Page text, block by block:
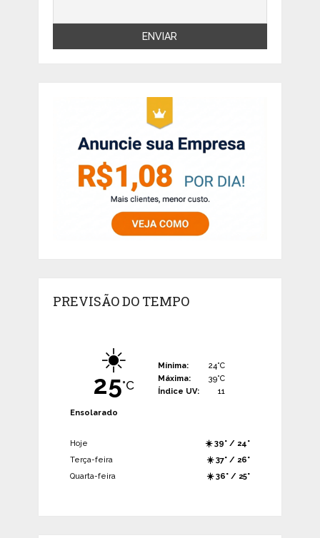
PREVISÃO DO TEMPO
☀️
25°C
Mínima:
24°C
Máxima:
39°C
Índice UV:
11
Ensolarado
Hoje
☀️ 39° / 24°
Terça-feira
☀️ 37° / 26°
Quarta-feira
☀️ 36° / 25°